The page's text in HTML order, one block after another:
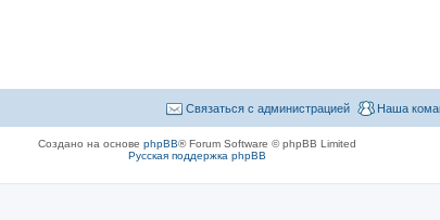
Наша
Связаться с администрацией
Создано на основе phpBB® Forum Software © phpBB Limited
Русская поддержка phpBB